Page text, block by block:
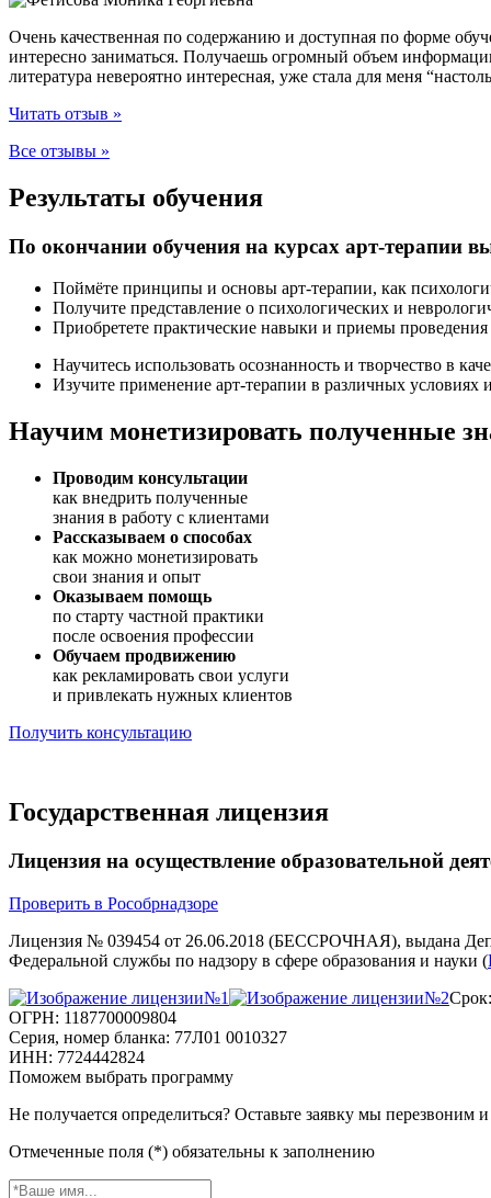
Очень качественная по содержанию и доступная по форме
интересно заниматься. Получаешь огромный объем
литература невероятно интересная, уже стала для меня
Читать отзыв »
Все отзывы »
Результаты обучения
По окончании обучения на курсах арт-терапии
Поймёте принципы и основы арт-терапии, как
Получите представление о психологических и
Приобретете практические навыки и приемы проведения
Научитесь использовать осознанность и творчество в
Изучите применение арт-терапии в различных
Научим монетизировать полученные
Проводим консультации
как внедрить полученные
знания в работу с клиентами
Рассказываем о способах
как можно монетизировать
свои знания и опыт
Оказываем помощь
по старту частной практики
после освоения профессии
Обучаем продвижению
как рекламировать свои услуги
и привлекать нужных клиентов
Получить консультацию
Государственная лицензия
Лицензия на осуществление образовательной
Проверить в Рособрнадзоре
Лицензия № 039454 от 26.06.2018 (БЕССРОЧНАЯ), выдана
Федеральной службы по надзору в сфере образования и науки (
ОГРН: 1187700009804
Серия, номер бланка: 77Л01 0010327
ИНН: 7724442824
Поможем выбрать программу
Не получается определиться? Оставьте заявку мы
Отмеченные поля (*) обязательны к заполнению